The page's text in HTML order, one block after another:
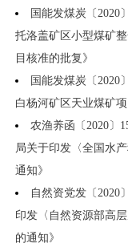
国能发煤炭〔2020
托洛盖矿区小型煤矿
目核准的批复》
国能发煤炭〔2020
白杨河矿区天业煤矿项
农渔养函〔2020〕
局关于印发〈全国水
通知》
自然资党发〔2020
印发〈自然资源部高
的通知》